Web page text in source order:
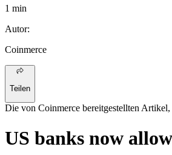
1 min
Autor:
Coinmerce
Teilen
Die von Coinmerce bereitgestellten
US banks now